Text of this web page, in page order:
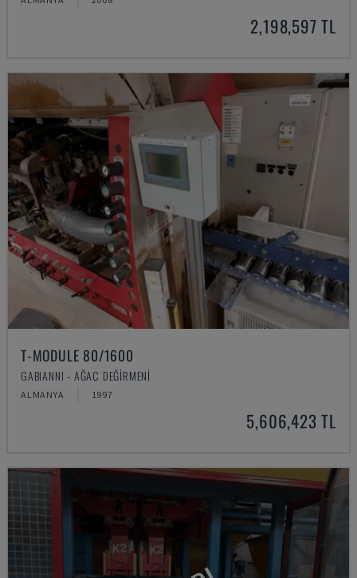
2,198,597 TL
T-MODULE 80/1600
GABIANNI - AĞAÇ DEĞIRMENI
ALMANYA 1997
5,606,423 TL